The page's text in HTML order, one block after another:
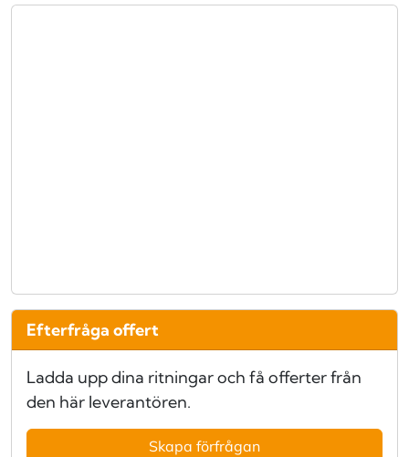
Efterfråga offert
Ladda upp dina ritningar och få offerter från
den här leverantören.
Skapa förfrågan